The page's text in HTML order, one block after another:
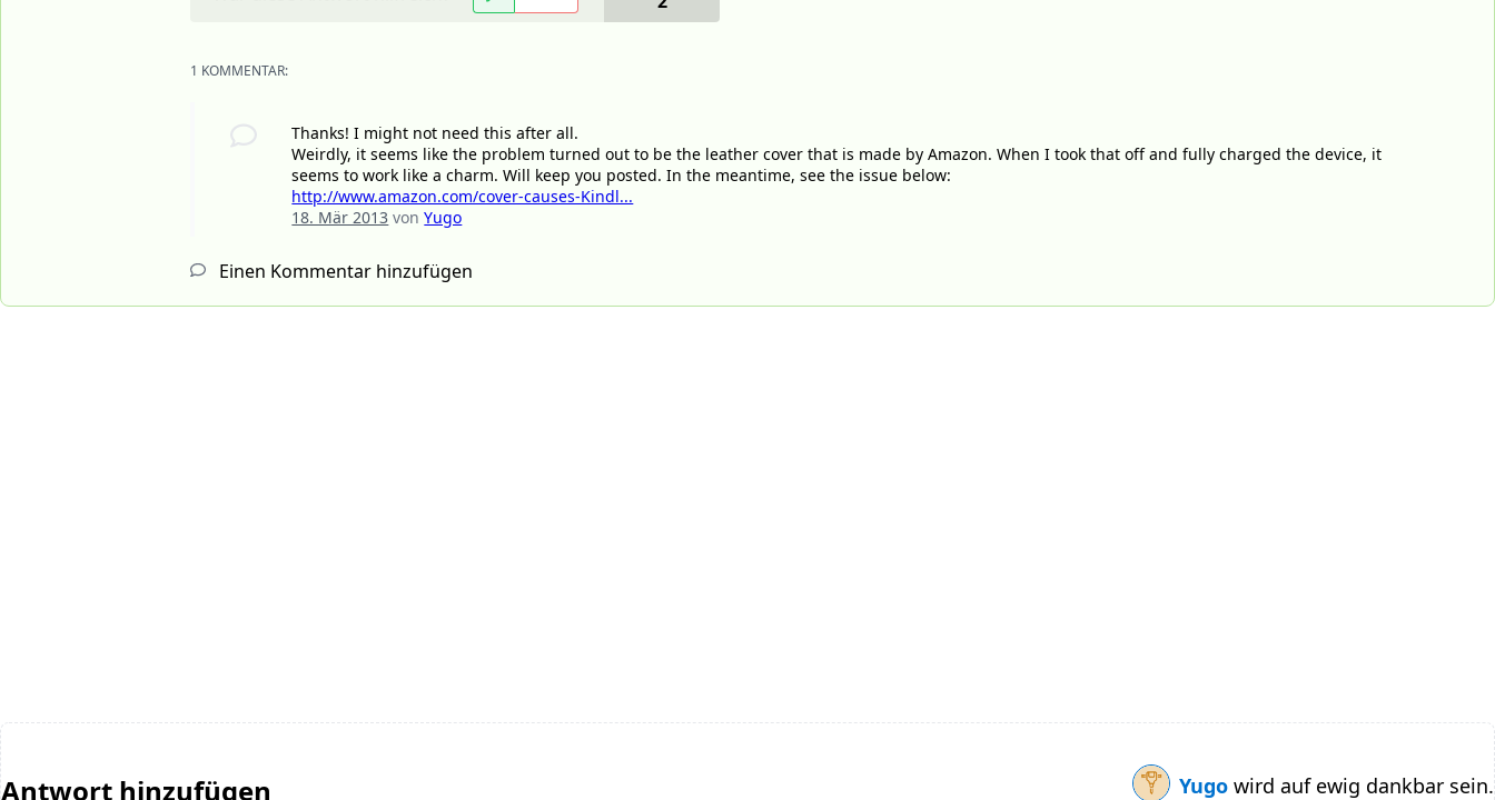
1 KOMMENTAR:
Thanks! I might not need this after all.
Weirdly, it seems like the problem turned out to be the leather cover that is made by Amazon. When I took that off and fully charged the device, it
seems to work like a charm. Will keep you posted. In the meantime, see the issue below:
http://www.amazon.com/cover-causes-Kindl...
18. Mär 2013 vonYugo
Einen Kommentar hinzufügen
Antwort hinzufügen Yugo wird auf ewig dankbar sein.